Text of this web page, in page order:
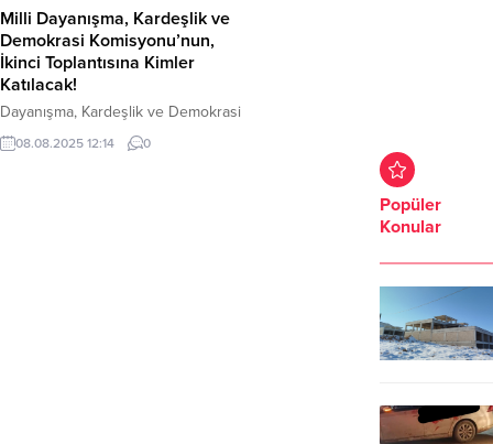
Milli Dayanışma, Kardeşlik ve
Demokrasi Komisyonu’nun,
İkinci Toplantısına Kimler
Katılacak!
Dayanışma, Kardeşlik ve Demokrasi
Komisyonu’nun, ikinci toplantısı
bugün Türkiye Büyük Millet Meclisi
08.08.2025 12:14 0
Popüler
Konular